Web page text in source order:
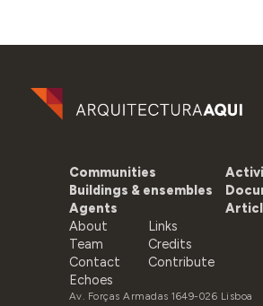
Communities
Buildings & ensembles
Agents
About
Team
Contact
Echoes
Links
Credits
Contribute
Av. Forças Armadas 1649-026 Lisboa